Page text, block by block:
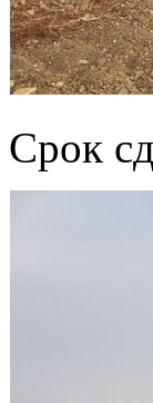
Срок